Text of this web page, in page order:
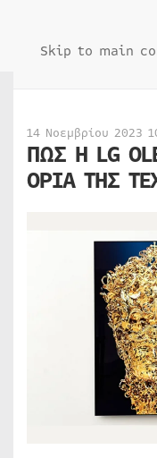
Skip to main
14 Νοεμβρίου 2023
ΠΩΣ Η LG
ΟΡΙΑ ΤΗΣ